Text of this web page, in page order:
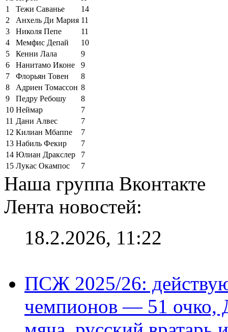
1
Тежи Саванье
14
2
Анхель Ди Мария 11
3
Николя Пепе
11
4
Мемфис Депай
10
5
Кенни Лала
9
6
Нанитамо Иконе
9
7
Флорьян Товен
8
8
Адриен Томассон 8
9
Педру Ребошу
8
10 Неймар
7
11 Дани Алвес
7
12 Килиан Мбаппе
7
13 Набиль Фекир
7
14 Юлиан Дракслер
7
15 Лукас Окампос 7
Наша группа Вконтакте
Лента новостей:
18.2.2026, 11:22
ПСЖ 2025/26:
чемпионов — 51 очко,